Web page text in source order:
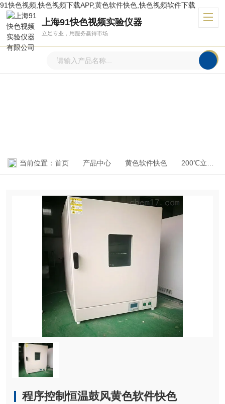
91快色视频,快色视频下载APP,黄色软件快色,快色视频软件下载
上海91快色视频实验仪器
立足专业，用服务赢得市场
当前位置： 首页 产品中心 黄色软件快色 200℃立式恒温鼓风黄色软件快色
程序控制恒温鼓风黄色软件快色